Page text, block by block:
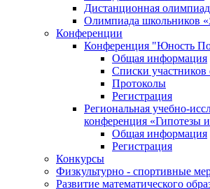
Дистанционная
Олимпиада школьников
Конференции
Конференция "Юность
Общая информация
Списки участников
Протоколы
Регистрация
Региональная учебно-
конференция «Гипотезы
Общая информация
Регистрация
Конкурсы
Физкультурно - спортивные
Развитие математического